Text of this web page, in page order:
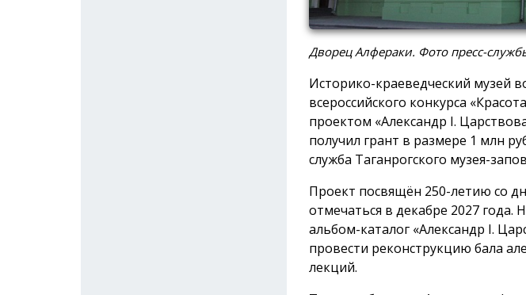
Дворец Алфераки. Фото пресс-
Историко-краеведческий музей
всероссийского конкурса
проектом «Александр I.
получил грант в размере 1 млн
служба Таганрогского музея-
Проект посвящён 250-летию со
отмечаться в декабре 2027 года.
альбом-каталог «Александр I.
провести реконструкцию бала
лекций.